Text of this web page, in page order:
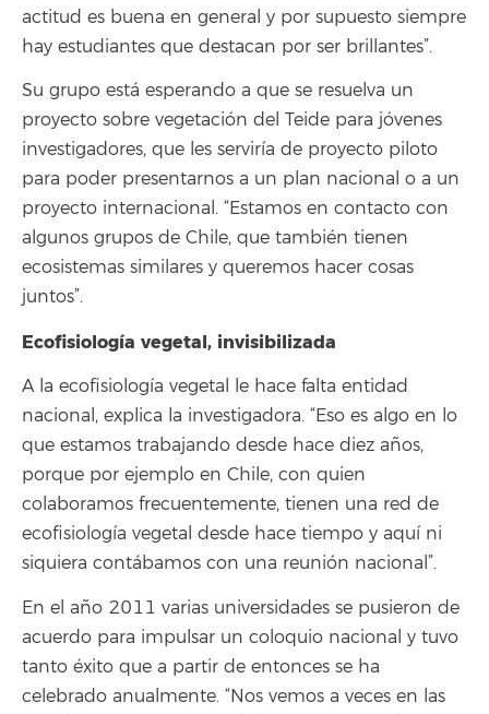
actitud es buena en general y por supuesto siempre
hay estudiantes que destacan por ser brillantes”.
Su grupo está esperando a que se resuelva un
proyecto sobre vegetación del Teide para jóvenes
investigadores, que les serviría de proyecto piloto
para poder presentarnos a un plan nacional o a un
proyecto internacional. “Estamos en contacto con
algunos grupos de Chile, que también tienen
ecosistemas similares y queremos hacer cosas
juntos”.
Ecofisiología vegetal, invisibilizada
A la ecofisiología vegetal le hace falta entidad
nacional, explica la investigadora. “Eso es algo en lo
que estamos trabajando desde hace diez años,
porque por ejemplo en Chile, con quien
colaboramos frecuentemente, tienen una red de
ecofisiología vegetal desde hace tiempo y aquí ni
siquiera contábamos con una reunión nacional”.
En el año 2011 varias universidades se pusieron de
acuerdo para impulsar un coloquio nacional y tuvo
tanto éxito que a partir de entonces se ha
celebrado anualmente. “Nos vemos a veces en las